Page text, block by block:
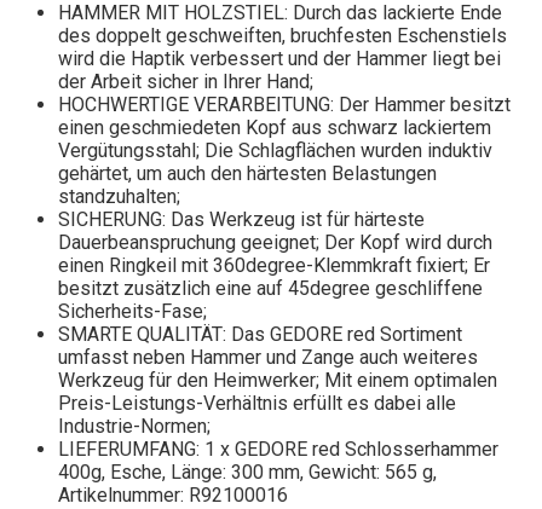
HAMMER MIT HOLZSTIEL: Durch das lackierte Ende
des doppelt geschweiften, bruchfesten Eschenstiels
wird die Haptik verbessert und der Hammer liegt bei
der Arbeit sicher in Ihrer Hand;
HOCHWERTIGE VERARBEITUNG: Der Hammer besitzt
einen geschmiedeten Kopf aus schwarz lackiertem
Vergütungsstahl; Die Schlagflächen wurden induktiv
gehärtet, um auch den härtesten Belastungen
standzuhalten;
SICHERUNG: Das Werkzeug ist für härteste
Dauerbeanspruchung geeignet; Der Kopf wird durch
einen Ringkeil mit 360degree-Klemmkraft fixiert; Er
besitzt zusätzlich eine auf 45degree geschliffene
Sicherheits-Fase;
SMARTE QUALITÄT: Das GEDORE red Sortiment
umfasst neben Hammer und Zange auch weiteres
Werkzeug für den Heimwerker; Mit einem optimalen
Preis-Leistungs-Verhältnis erfüllt es dabei alle
Industrie-Normen;
LIEFERUMFANG: 1 x GEDORE red Schlosserhammer
400g, Esche, Länge: 300 mm, Gewicht: 565 g,
Artikelnummer: R92100016